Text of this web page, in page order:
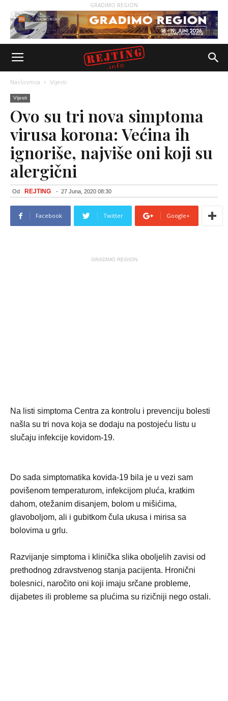
GRADIMO REGION
Naslovnica Vijesti
Vijesti
Ovo su tri nova simptoma
virusa korona: Većina ih
ignoriše, najviše oni koji su
alergični
Od REJTING - 27 Juna, 2020 08:30
Facebook Twitter Google+
GRADIMO REGION
Na listi simptoma Centra za kontrolu i prevenciju bolesti
našla su tri nova koja se dodaju na postojeću listu u
slučaju infekcije kovidom-19.
Do sada simptomatika kovida-19 bila je u vezi sam
povišenom temperaturom, infekcijom pluća, kratkim
dahom, otežanim disanjem, bolom u mišićima,
glavoboljom, ali i gubitkom čula ukusa i mirisa sa
bolovima u grlu.
Razvijanje simptoma i klinička slika oboljelih zavisi od
prethodnog zdravstvenog stanja pacijenta. Hronični
bolesnici, naročito oni koji imaju srčane probleme,
dijabetes ili probleme sa plućima su rizičniji nego ostali.